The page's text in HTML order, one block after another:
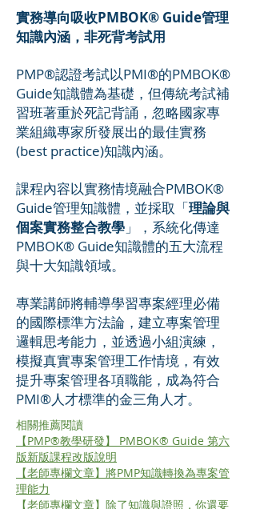
實務導向吸收PMBOK® Guide管理
知識內涵，非死背考試用
PMP®認證考試以PMI®的PMBOK®
Guide知識體為基礎，但傳統考試補
習班著重於死記背誦，忽略國家專
業組織專家所發展出的最佳實務
(best practice)知識內涵。
課程內容以實務情境融合PMBOK®
Guide管理知識體，並採取「理論與
個案實務整合教學 」，系統化傳達
PMBOK® Guide知識體的五大流程
與十大知識領域。
專業講師將輔導學習專案經理必備
的國際標準方法論，建立專案管理
邏輯思考能力，並透過小組演練，
模擬真實專案管理工作情境，有效
提升專案管理各項職能，成為符合
PMI®人才標準的金三角人才。
相關推薦閱讀
【PMP®教學研發】 PMBOK® Guide 第六
版新版課程改版說明
【老師專欄文章】將PMP知識轉換為專案管
理能力
【老師專欄文章】除了知識與證照，你還要